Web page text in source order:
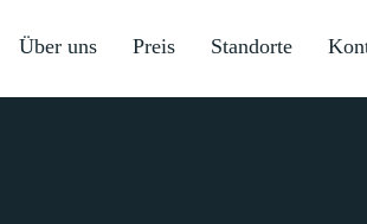
Über uns Preis Standorte